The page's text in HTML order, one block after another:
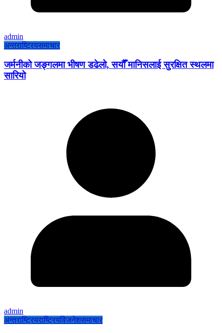
admin
अन्तराष्ट्रियसमाचार
जर्मनीको जङ्गलमा भीषण डढेलो, सयौँ मानिसलाई सुरक्षित स्थलमा
सारियो
admin
अन्तराष्ट्रियराष्ट्रियविजनेशसमाचार